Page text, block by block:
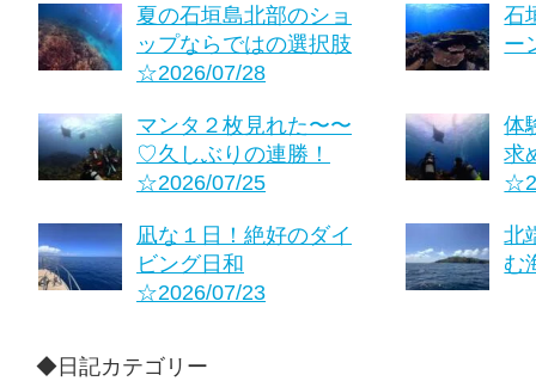
夏の石垣島北部のショ
ップならではの選択肢
☆2026/07/28
石
ー
マンタ２枚見れた〜〜
♡久しぶりの連勝！
☆2026/07/25
体
求
凪な１日！絶好のダイ
ビング日和
☆2026/07/23
北
む
◆日記カテゴリー